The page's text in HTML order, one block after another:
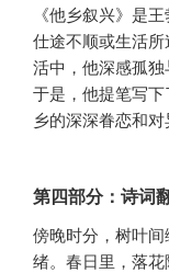
《他乡叙兴》是
仕途不顺或生活
活中，他深感孤独
于是，他提笔写
乡的深深眷恋和对
第四部分：诗词
傍晚时分，树叶
绪。春日里，落